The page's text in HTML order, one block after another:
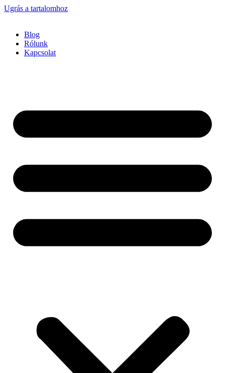
Ugrás a tartalomhoz
Blog
Rólunk
Kapcsolat